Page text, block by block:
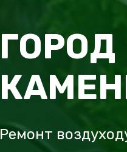
ГОРОД
Ремонт